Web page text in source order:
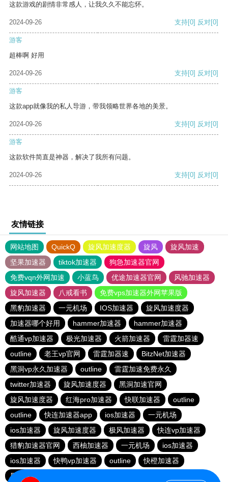
这款游戏的剧情非常感人，让我久久不能忘怀。
2024-09-26 支持[0] 反对[0]
游客
超棒啊 好用
2024-09-26 支持[0] 反对[0]
游客
这款app就像我的私人导游，带我领略世界各地的美景。
2024-09-26 支持[0] 反对[0]
游客
这款软件简直是神器，解决了我所有问题。
2024-09-26 支持[0] 反对[0]
友情链接
网站地图 QuickQ 旋风加速度器 旋风
旋风加速
坚果加速器
tiktok加速器
狗急加速器官网
免费vqn外网加速
小蓝鸟 优途加速器官网
风驰加速器
旋风加速器
八戒看书
免费vps加速器外网苹果版
黑豹加速器
一元机场 IOS加速器
旋风加速度器
加速器哪个好用
hammer加速器
hammer加速器
酷通vp加速器
极光加速器 火箭加速器
雷霆加器速
outline
老王vp官网 雷霆加器速
BitzNet加速器
黑洞vp永久加速器
outline
雷霆加速免费永久
twitter加速器
旋风加速度器
黑洞加速官网
旋风加速度器
红海pro加速器 快联加速器
outline
outline
快连加速器app ios加速器
一元机场
ios加速器
旋风加速度器 极风加速器
快连vp加速器
猎豹加速器官网
西柚加速器 一元机场
ios加速器
ios加速器
快鸭vp加速器 outline
快橙加速器
黑洞vqn加速